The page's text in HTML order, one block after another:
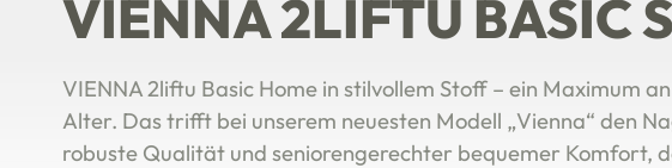
VIENNA 2LIFTU BASIC
VIENNA 2liftu Basic Home in stilvollem Stoff – ein Maximum
Alter. Das trifft bei unserem neuesten Modell „Vienna“ den
robuste Qualität und seniorengerechter bequemer Komfort,